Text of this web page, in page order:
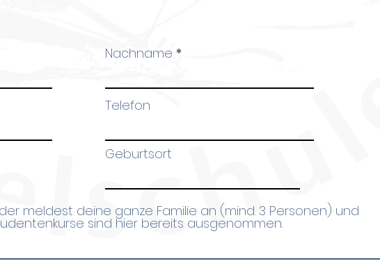
Nachname
Telefon
Geburtsort
meldest deine ganze Familie an (mind. 3 Personen) und
sind hier bereits ausgenommen.